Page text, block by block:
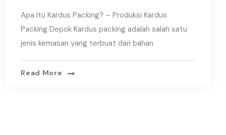
Apa Itu Kardus Packing? – Produksi Kardus
Packing Depok Kardus packing adalah salah satu
jenis kemasan yang terbuat dari bahan
Read More